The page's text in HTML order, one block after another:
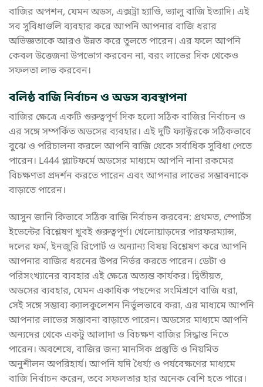
বাজির অপশন, যেমন অডস, এক্সট্রা হ্যাণ্ডি, ভ্যালু বাজি ইত্যাদি। এই
সব সুবিধাগুলি ব্যবহার করে আপনি আপনার বাজি ধরার
অভিজ্ঞতাকে আরও উন্নত করে তুলতে পারেন। এর ফলে আপনি
কেবল উত্তেজনা উপভোগ করবেন না, বরং লাভের দিক থেকেও
সফলতা লাভ করবেন।
বলিষ্ঠ বাজি নির্বাচন ও অডস ব্যবস্থাপনা
বাজির ক্ষেত্রে একটি গুরুত্বপূর্ণ দিক হলো সঠিক বাজির নির্বাচন ও
এর সঙ্গে সম্পর্কিত অডসের ব্যবহার। এই দুটি ফ্যাক্টরকে সঠিকভাবে
বুঝে ও পরিচালনা করলে আপনি বাজি থেকে সর্বাধিক সুবিধা পেতে
পারেন। L444 প্ল্যাটফর্মে অডসের মাধ্যমে আপনি নানা রকমের
বিচক্ষণতা প্রদর্শন করতে পারেন এবং আপনার লাভের সম্ভাবনাকে
বাড়াতে পারেন।
আসুন জানি কিভাবে সঠিক বাজি নির্বাচন করবেন: প্রথমত, স্পোর্টস
ইভেন্টের বিশ্লেষণ খুবই গুরুত্বপূর্ণ। খেলোয়াড়দের পারফরম্যান্স,
দলের ফর্ম, ইনজুরি রিপোর্ট ও অন্যান্য বিষয় বিশ্লেষণ করে আপনি
আপনার বাজির ধরনের উপর নির্ভর করতে পারেন। ডেটা ও
পরিসংখ্যানের ব্যবহার এই ক্ষেত্রে অত্যন্ত কার্যকর। দ্বিতীয়ত,
অডসের ব্যবহার, যেমন একাধিক পছন্দের সংমিশ্রণে বাজি ধরা,
সেই সঙ্গে সম্ভাব্য ক্যালকুলেশন নির্ভুলভাবে করা, এর মাধ্যমে আপনি
আপনার লাভের সম্ভাবনা বাড়াতে পারেন। অডসের মাধ্যমে আপনি
অন্যদের থেকে একটু আলাদা ও বিচক্ষণ বাজির সিদ্ধান্ত নিতে
পারেন। অবশেষে, বাজির জন্য মানসিক প্রস্তুতি ও নিয়মিত
অনুশীলন অপরিহার্য। আপনি যদি ধৈর্য্য ও পর্যবেক্ষণের মাধ্যমে
বাজি নির্বাচন করেন, তবে সফলতার হার অনেক বেশি হতে পারে।